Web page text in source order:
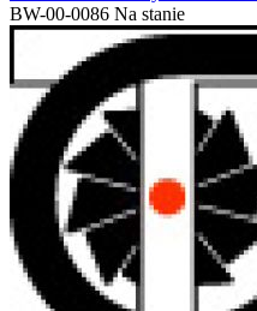
BW-00-0086 Na stanie